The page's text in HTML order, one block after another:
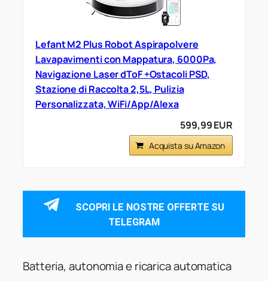
Lefant M2 Plus Robot Aspirapolvere
Lavapavimenti con Mappatura, 6000Pa,
Navigazione Laser dToF +Ostacoli PSD,
Stazione di Raccolta 2,5L, Pulizia
Personalizzata, WiFi/App/Alexa
599,99 EUR
Acquista su Amazon
SCOPRI LE NOSTRE OFFERTE SU
TELEGRAM
Batteria, autonomia e ricarica automatica